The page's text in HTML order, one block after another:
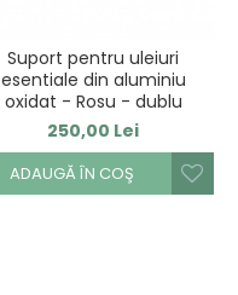
Suport pentru uleiuri
esentiale din aluminiu
oxidat - Rosu - dublu
250,00 Lei
ADAUGĂ ÎN COŞ